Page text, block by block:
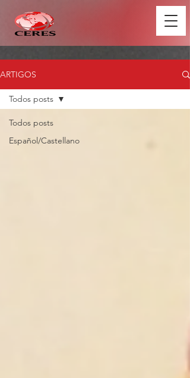
ARTIGOS
Todos posts
Español/Castellano
Todos posts